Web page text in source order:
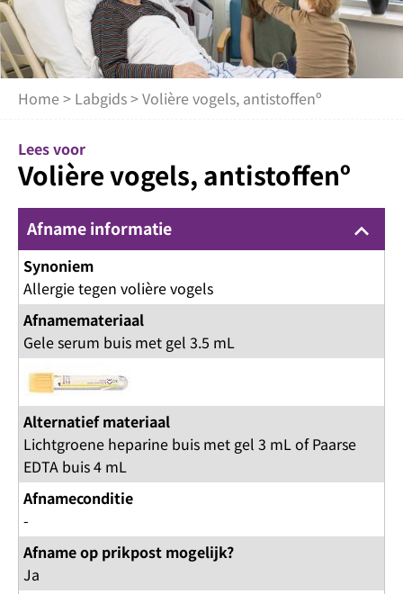
Home > Labgids> Volière vogels, antistoffenº
Lees voor
Volière vogels, antistoffenº
Afname informatie keyboard_arrow_up
Synoniem
Allergie tegen volière vogels
Afnamemateriaal
Gele serum buis met gel 3.5 mL
Alternatief materiaal
Lichtgroene heparine buis met gel 3 mL of Paarse
EDTA buis 4 mL
Afnameconditie
-
Afname op prikpost mogelijk?
Ja